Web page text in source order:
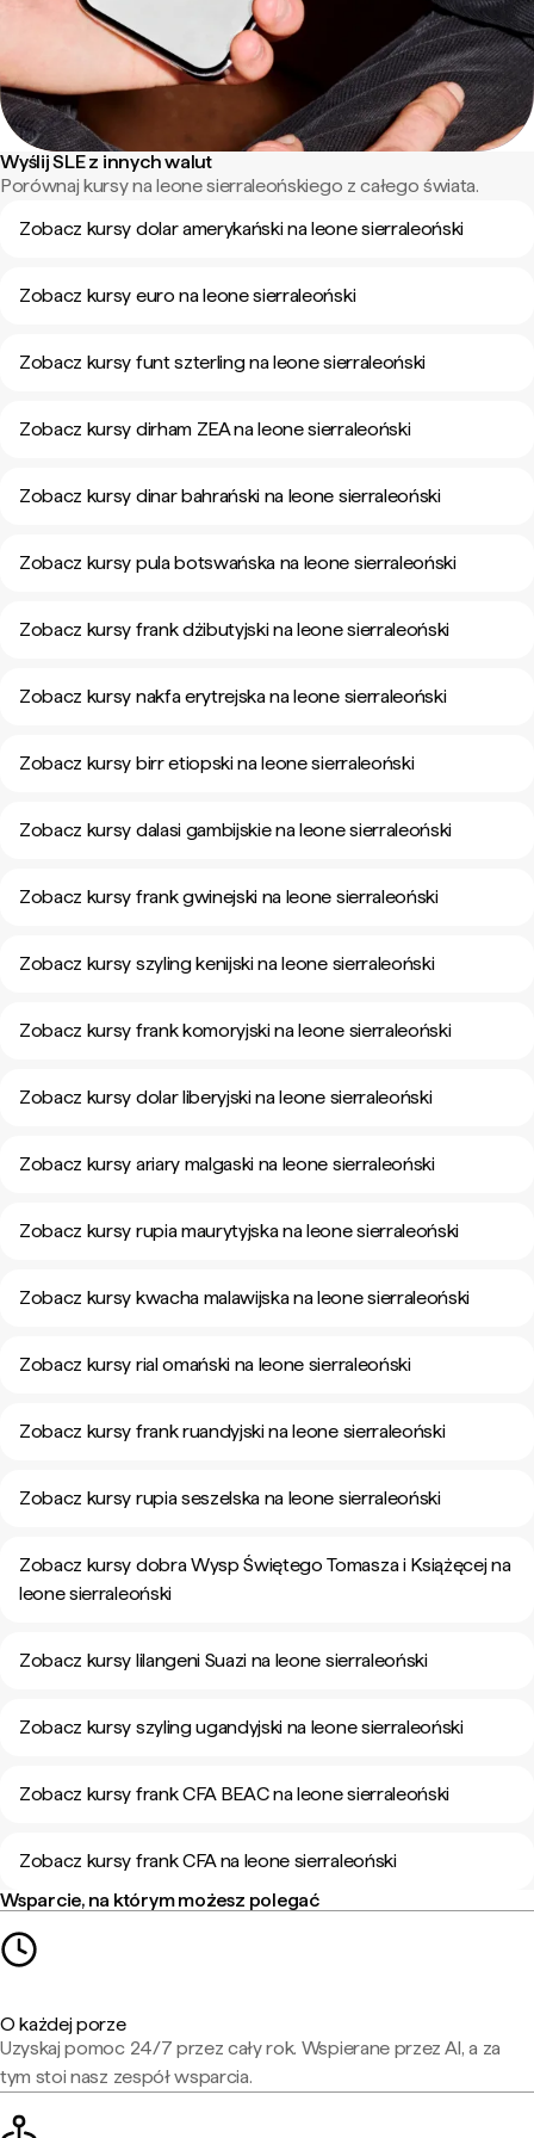
Wyślij SLE z innych walut
Porównaj kursy na leone sierraleońskiego z całego świata.
Zobacz kursy dolar amerykański na leone sierraleoński
Zobacz kursy euro na leone sierraleoński
Zobacz kursy funt szterling na leone sierraleoński
Zobacz kursy dirham ZEA na leone sierraleoński
Zobacz kursy dinar bahrański na leone sierraleoński
Zobacz kursy pula botswańska na leone sierraleoński
Zobacz kursy frank dżibutyjski na leone sierraleoński
Zobacz kursy nakfa erytrejska na leone sierraleoński
Zobacz kursy birr etiopski na leone sierraleoński
Zobacz kursy dalasi gambijskie na leone sierraleoński
Zobacz kursy frank gwinejski na leone sierraleoński
Zobacz kursy szyling kenijski na leone sierraleoński
Zobacz kursy frank komoryjski na leone sierraleoński
Zobacz kursy dolar liberyjski na leone sierraleoński
Zobacz kursy ariary malgaski na leone sierraleoński
Zobacz kursy rupia maurytyjska na leone sierraleoński
Zobacz kursy kwacha malawijska na leone sierraleoński
Zobacz kursy rial omański na leone sierraleoński
Zobacz kursy frank ruandyjski na leone sierraleoński
Zobacz kursy rupia seszelska na leone sierraleoński
Zobacz kursy dobra Wysp Świętego Tomasza i Książęcej na
leone sierraleoński
Zobacz kursy lilangeni Suazi na leone sierraleoński
Zobacz kursy szyling ugandyjski na leone sierraleoński
Zobacz kursy frank CFA BEAC na leone sierraleoński
Zobacz kursy frank CFA na leone sierraleoński
Wsparcie, na którym możesz polegać
O każdej porze
Uzyskaj pomoc 24/7 przez cały rok. Wspierane przez AI, a za
tym stoi nasz zespół wsparcia.